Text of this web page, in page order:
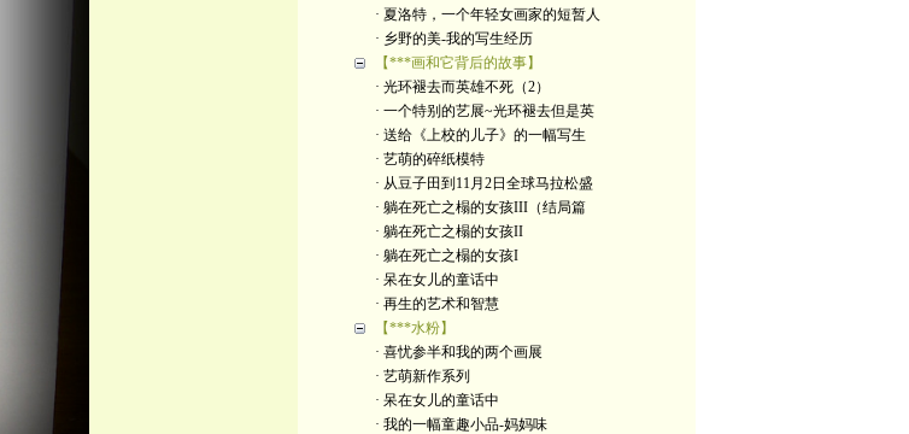
· 夏洛特，一个年轻女画家的短暂人
· 乡野的美-我的写生经历
【***画和它背后的故事】
· 光环褪去而英雄不死（2）
· 一个特别的艺展~光环褪去但是英
· 送给《上校的儿子》的一幅写生
· 艺萌的碎纸模特
· 从豆子田到11月2日全球马拉松盛
· 躺在死亡之榻的女孩III（结局篇
· 躺在死亡之榻的女孩II
· 躺在死亡之榻的女孩I
· 呆在女儿的童话中
· 再生的艺术和智慧
【***水粉】
· 喜忧参半和我的两个画展
· 艺萌新作系列
· 呆在女儿的童话中
· 我的一幅童趣小品-妈妈味